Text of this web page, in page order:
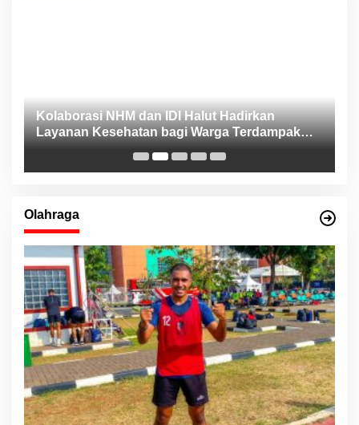
Kolaborasi NHM dan IDI Halut Hadirkan
Layanan Kesehatan bagi Warga Terdampak
Bencana Kao Barat
Olahraga